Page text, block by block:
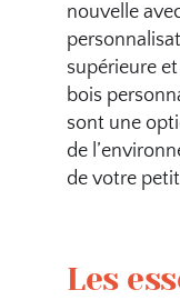
nouvelle
supérieure
bois
sont une
de
de votre
Les